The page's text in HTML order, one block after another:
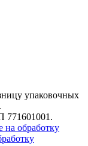
упаковочных
на обработку